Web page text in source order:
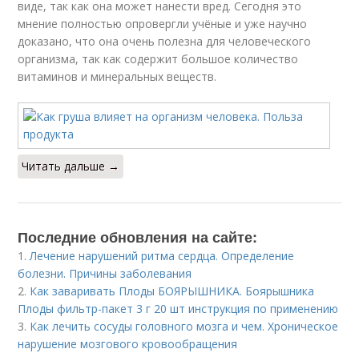
виде, так как она может нанести вред. Сегодня это
мнение полностью опровергли учёные и уже научно
доказано, что она очень полезна для человеческого
организма, так как содержит большое количество
витаминов и минеральных веществ.
Читать дальше →
Последние обновления на сайте:
1.Лечение нарушений ритма сердца. Определение
болезни. Причины заболевания
2. Как заваривать Плоды БОЯРЫШНИКА. Боярышника
Плоды фильтр-пакет 3 г 20 шт инструкция по применению
3. Как лечить сосуды головного мозга и чем. Хроническое
нарушение мозгового кровообращения